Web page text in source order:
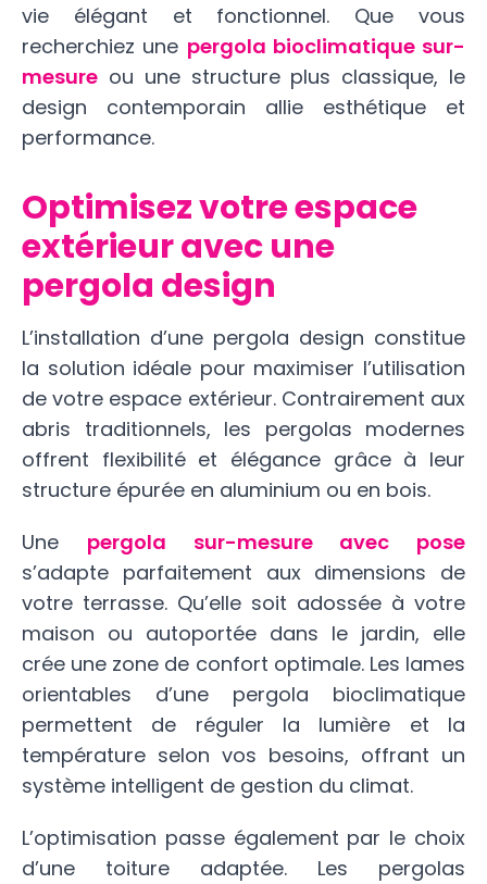
vie élégant et fonctionnel. Que vous
recherchiez une pergola bioclimatique sur-
mesure ou une structure plus classique, le
design contemporain allie esthétique et
performance.
Optimisez votre espace
extérieur avec une
pergola design
L’installation d’une pergola design constitue
la solution idéale pour maximiser l’utilisation
de votre espace extérieur. Contrairement aux
abris traditionnels, les pergolas modernes
offrent flexibilité et élégance grâce à leur
structure épurée en aluminium ou en bois.
Une pergola sur-mesure avec pose
s’adapte parfaitement aux dimensions de
votre terrasse. Qu’elle soit adossée à votre
maison ou autoportée dans le jardin, elle
crée une zone de confort optimale. Les lames
orientables d’une pergola bioclimatique
permettent de réguler la lumière et la
température selon vos besoins, offrant un
système intelligent de gestion du climat.
L’optimisation passe également par le choix
d’une toiture adaptée. Les pergolas